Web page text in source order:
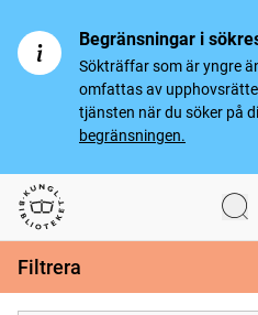
Begränsningar i
Sökträffar som är yngre
omfattas av
tjänsten när du söker på
begränsningen.
Svenska tidningar
Filtrera